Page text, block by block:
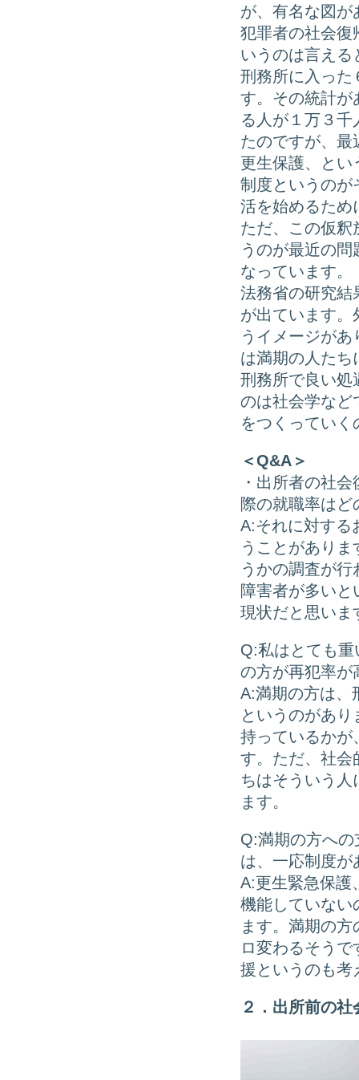
が、有名な図が
犯罪者の社会復
いうのは言える
刑務所に入った
す。その統計が
る人が１万３
たのですが、最
更生保護、とい
制度というのが
活を始めるため
ただ、この仮釈
うのが最近の
なっています。
法務省の研究結
が出ています。
うイメージが
は満期の人たち
刑務所で良い処
のは社会学など
をつくってい
＜Q&A＞
・出所者の社
際の就職率は
A:それに対する
うことがあり
うかの調査が
障害者が多い
現状だと思いま
Q:私はとても
の方が再犯率が
A:満期の方は、
というのがあ
持っているかが
す。ただ、社会
ちはそういう
ます。
Q:満期の方へ
は、一応制度が
A:更生緊急保護
機能していない
ます。満期の
ロ変わるそう
援というのも考
２．出所前の